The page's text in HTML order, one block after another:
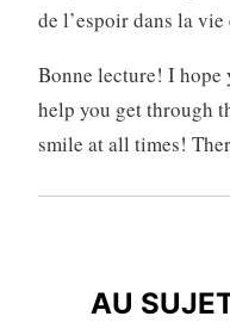
de l’espoir dans la
Bonne lecture! I
help you get through
smile at all times!
AU